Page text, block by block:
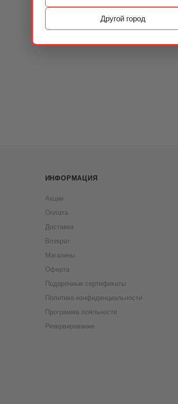
Другой город
ИНФОРМАЦИЯ
Акции
Оплата
Доставка
Возврат
Магазины
Оферта
Подарочные сертификаты
Политика конфиденциальности
Программа лояльности
Резервирование